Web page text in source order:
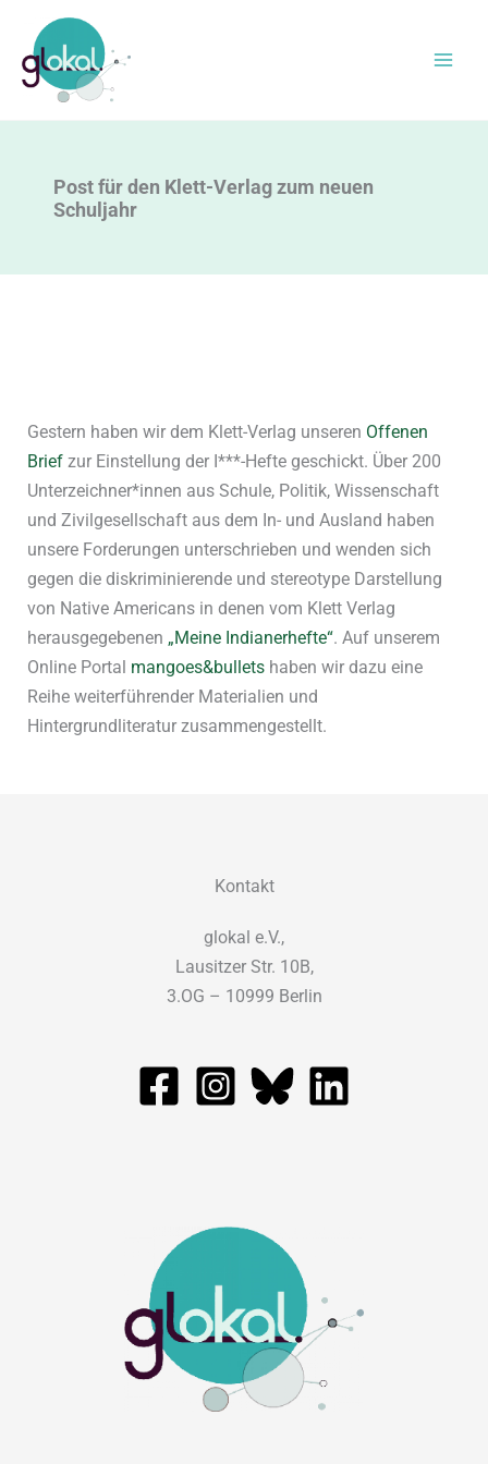
Inhalt
springen
Post für den Klett-Verlag zum neuen
Schuljahr
Gestern haben wir dem Klett-Verlag unseren Offenen
Brief zur Einstellung der I***-Hefte geschickt. Über 200
Unterzeichner*innen aus Schule, Politik, Wissenschaft
und Zivilgesellschaft aus dem In- und Ausland haben
unsere Forderungen unterschrieben und wenden sich
gegen die diskriminierende und stereotype Darstellung
von Native Americans in denen vom Klett Verlag
herausgegebenen „Meine Indianerhefte“. Auf unserem
Online Portal mangoes&bullets haben wir dazu eine
Reihe weiterführender Materialien und
Hintergrundliteratur zusammengestellt.
Kontakt
glokal e.V.,
Lausitzer Str. 10B,
3.OG – 10999 Berlin